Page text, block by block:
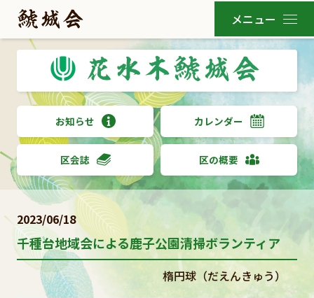
お知らせ カレンダー
区会誌 区の概要
2023/06/18
千種台地域会による鹿子公園清掃ボランティア
楕円球（だえんきゅう）